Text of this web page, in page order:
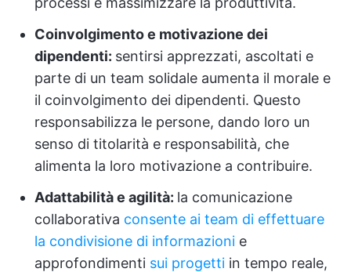
Coinvolgimento e motivazione dei
dipendenti: sentirsi apprezzati, ascoltati e
parte di un team solidale aumenta il morale e
il coinvolgimento dei dipendenti. Questo
responsabilizza le persone, dando loro un
senso di titolarità e responsabilità, che
alimenta la loro motivazione a contribuire.
Adattabilità e agilità: la comunicazione
collaborativa consente ai team di effettuare
la condivisione di informazioni e
approfondimenti sui progetti in tempo reale,